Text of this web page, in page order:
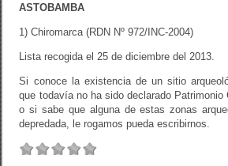
ASTOBAMBA
1) Chiromarca (RDN Nº 972/INC-2004)
Lista recogida el 25 de diciembre del 2013.
Si conoce la existencia de un sitio
que todavía no ha sido declarado Patrimonio
o si sabe que alguna de estas zonas
depredada, le rogamos pueda escribirnos.